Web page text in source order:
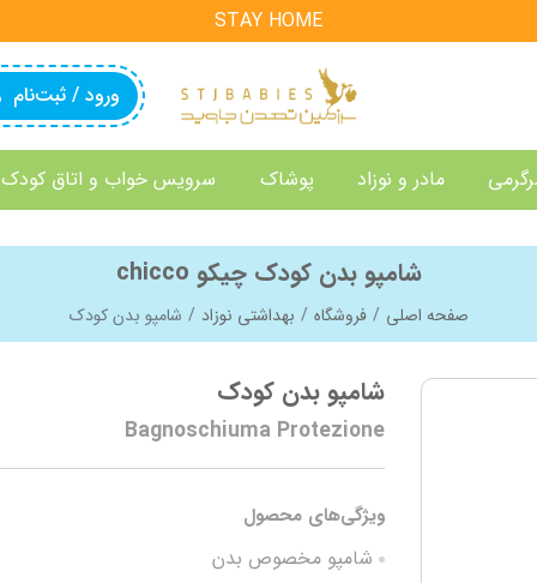
STAY HOME
ورود / ثبت‌نام
مادر و نوزاد پوشاک سرویس خواب و اتاق کودک
شامپو بدن کودک چیکو chicco
صفحه اصلی فروشگاه بهداشتی نوزاد شامپو بدن کودک
شامپو بدن کودک
Bagnoschiuma Protezione
ویژگی‌های محصول
شامپو مخصوص بدن